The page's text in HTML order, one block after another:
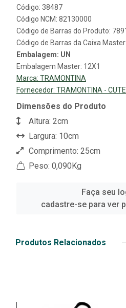
Código: 38487
Código NCM: 82130000
Código de Barras do Produto:
Código de Barras da Caixa
Embalagem: UN
Embalagem Master: 12X1
Marca: TRAMONTINA
Fornecedor: TRAMONTINA -
Dimensões do Produto
Altura: 2cm
Largura: 10cm
Comprimento: 25cm
Peso: 0,090Kg
Faça seu
cadastre-se para ver
Produtos Relacionados